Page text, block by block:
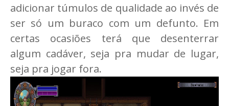
adicionar túmulos de qualidade ao invés de
ser só um buraco com um defunto. Em
certas ocasiões terá que desenterrar
algum cadáver, seja pra mudar de lugar,
seja pra jogar fora.